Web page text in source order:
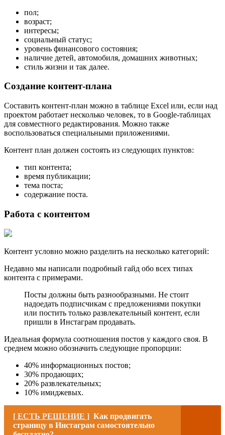
пол;
возраст;
интересы;
социальный статус;
уровень финансового состояния;
наличие детей, автомобиля, домашних животных;
стиль жизни и так далее.
Создание контент-плана
Составить контент-план можно в таблице Excel или, если над
проектом работает несколько человек, то в Google-таблицах
для совместного редактирования. Можно также
воспользоваться специальными приложениями.
Контент план должен состоять из следующих пунктов:
тип контента;
время публикации;
тема поста;
содержание поста.
Работа с контентом
Контент условно можно разделить на несколько категорий:
Недавно мы написали подробный гайд обо всех типах
контента с примерами.
Посты должны быть разнообразными. Не стоит
надоедать подписчикам с предложениями покупки
или постить только развлекательный контент, если
пришли в Инстаграм продавать.
Идеальная формула соотношения постов у каждого своя. В
среднем можно обозначить следующие пропорции:
40% информационных постов;
30% продающих;
20% развлекательных;
10% имиджевых.
[ ЕСТЬ РЕШЕНИЕ ] Как продвигать
страницу в Инстаграм самостоятельно